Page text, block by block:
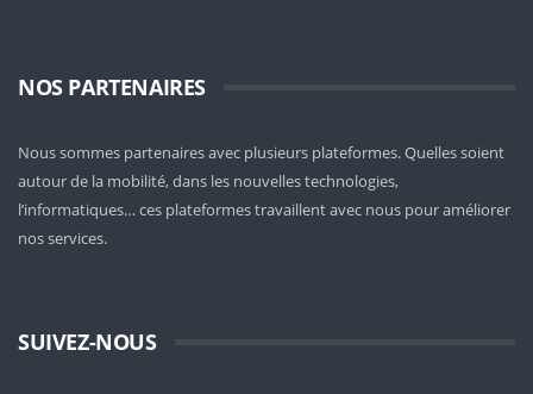
NOS PARTENAIRES
Nous sommes partenaires avec plusieurs plateformes. Quelles soient
autour de la mobilité, dans les nouvelles technologies,
l’informatiques… ces plateformes travaillent avec nous pour améliorer
nos services.
SUIVEZ-NOUS